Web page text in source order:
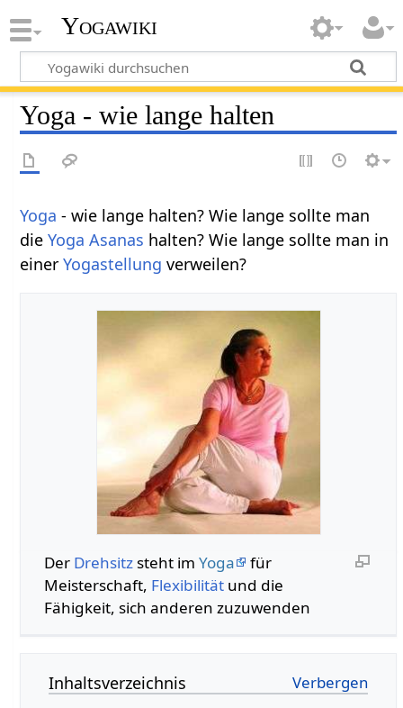
Yogawiki
Yoga - wie lange halten
Yoga - wie lange halten? Wie lange sollte man
dieYoga Asanas halten? Wie lange sollte man in
einerYogastellung verweilen?
Der Drehsitzsteht im Yoga
für
Meisterschaft, Flexibilitätund die
Fähigkeit, sich anderen zuzuwenden
Inhaltsverzeichnis